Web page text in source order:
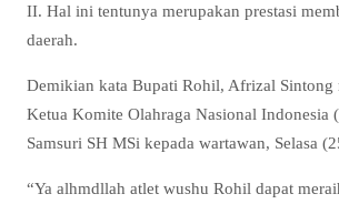
II. Hal ini tentunya merupakan prestasi
daerah.
Demikian kata Bupati Rohil, Afrizal Sintong
Ketua Komite Olahraga Nasional Indonesia
Samsuri SH MSi kepada wartawan, Selasa
“Ya alhmdllah atlet wushu Rohil dapat